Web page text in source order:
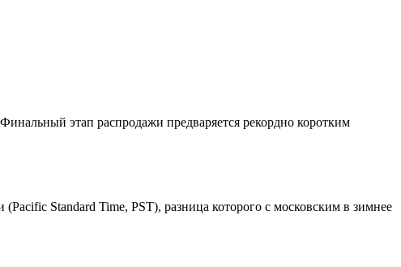
этап распродажи предваряется рекордно коротким
Standard Time, PST), разница которого с московским в зимнее